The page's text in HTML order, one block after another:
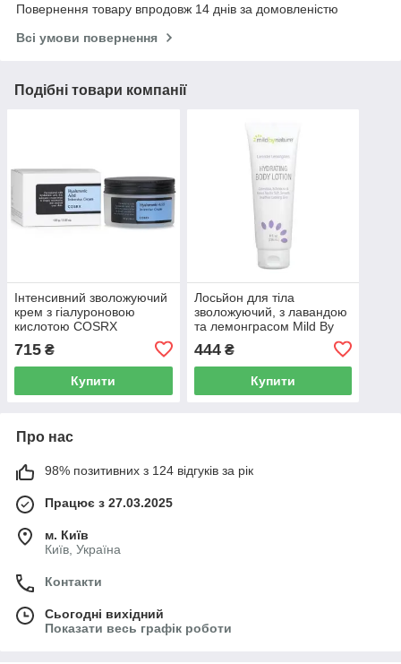
Повернення товару впродовж 14 днів за домовленістю
Всі умови повернення
Подібні товари компанії
Інтенсивний зволожуючий
крем з гіалуроновою
кислотою COSRX
Hyaluronic Acid Intensive
Cream, 100 мл
715 ₴
Купити
Лосьйон для тіла
зволожуючий, з лавандою
та лемонграсом Mild By
Lotion, 236 мл
444₴
Купити
Про нас
98% позитивних з 124 відгуків за рік
Працює з 27.03.2025
м. Київ
Київ, Україна
Контакти
Сьогодні вихідний
Показати весь графік роботи